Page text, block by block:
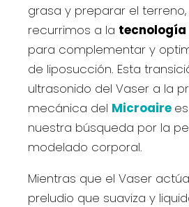
grasa y preparar el
recurrimos a la tecnología
para complementar y
de liposucción. Esta
ultrasonido del Vaser a la
mecánica del Microaire
nuestra búsqueda por la
modelado corporal.
Mientras que el Vaser
preludio que suaviza y